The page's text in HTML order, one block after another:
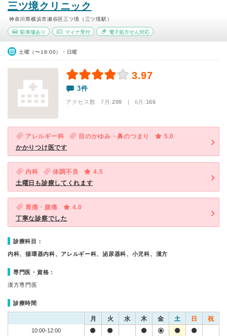
三ツ境クリニック
神奈川県横浜市瀬谷区三ツ境（三ツ境駅）
駐車場あり マイナ受付 電子処方せん対応
土曜（〜18:00）・日曜
3.97
3件
アクセス数 7月:200 | 6月:166
アレルギー科 目のかゆみ・鼻のつまり
5.0
かかりつけ医です
内科 体調不良
4.5
土曜日も診療してくれます
胃痛・腹痛
4.0
丁寧な診察でした
診療科目：
内科、循環器内科、アレルギー科、泌尿器科、小児科、漢方
専門医・資格：
漢方専門医
診療時間
月 火 水 木 金 土 日 祝
10:00-12:00